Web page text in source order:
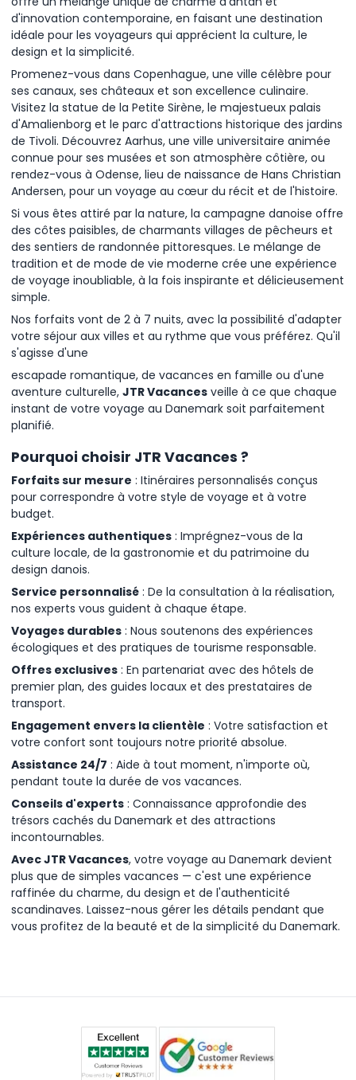
d'innovation contemporaine, en faisant une destination
idéale pour les voyageurs qui apprécient la culture, le
design et la simplicité.
Promenez-vous dans Copenhague, une ville célèbre pour
ses canaux, ses châteaux et son excellence culinaire.
Visitez la statue de la Petite Sirène, le majestueux palais
d'Amalienborg et le parc d'attractions historique des jardins
de Tivoli. Découvrez Aarhus, une ville universitaire animée
connue pour ses musées et son atmosphère côtière, ou
rendez-vous à Odense, lieu de naissance de Hans Christian
Andersen, pour un voyage au cœur du récit et de l'histoire.
Si vous êtes attiré par la nature, la campagne danoise offre
des côtes paisibles, de charmants villages de pêcheurs et
des sentiers de randonnée pittoresques. Le mélange de
tradition et de mode de vie moderne crée une expérience
de voyage inoubliable, à la fois inspirante et délicieusement
simple.
Nos forfaits vont de 2 à 7 nuits, avec la possibilité d'adapter
votre séjour aux villes et au rythme que vous préférez. Qu'il
s'agisse d'une
escapade romantique, de vacances en famille ou d'une
aventure culturelle, JTR Vacances veille à ce que chaque
instant de votre voyage au Danemark soit parfaitement
planifié.
Pourquoi choisir JTR Vacances ?
Forfaits sur mesure : Itinéraires personnalisés conçus
pour correspondre à votre style de voyage et à votre
budget.
Expériences authentiques : Imprégnez-vous de la
culture locale, de la gastronomie et du patrimoine du
design danois.
Service personnalisé : De la consultation à la réalisation,
nos experts vous guident à chaque étape.
Voyages durables : Nous soutenons des expériences
écologiques et des pratiques de tourisme responsable.
Offres exclusives : En partenariat avec des hôtels de
premier plan, des guides locaux et des prestataires de
transport.
Engagement envers la clientèle : Votre satisfaction et
votre confort sont toujours notre priorité absolue.
Assistance 24/7 : Aide à tout moment, n'importe où,
pendant toute la durée de vos vacances.
Conseils d'experts : Connaissance approfondie des
trésors cachés du Danemark et des attractions
incontournables.
Avec JTR Vacances, votre voyage au Danemark devient
plus que de simples vacances — c'est une expérience
raffinée du charme, du design et de l'authenticité
scandinaves. Laissez-nous gérer les détails pendant que
vous profitez de la beauté et de la simplicité du Danemark.